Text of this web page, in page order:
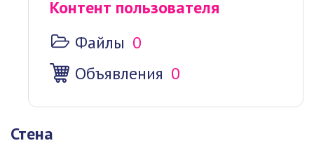
Контент пользователя
Файлы 0
Объявления 0
Стена